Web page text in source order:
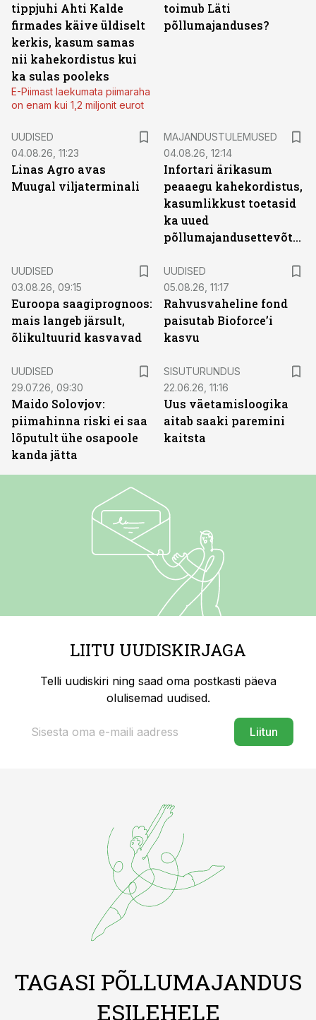
tippjuhi Ahti Kalde
firmades käive üldiselt
kerkis, kasum samas
nii kahekordistus kui
ka sulas pooleks
E-Piimast laekumata piimaraha
on enam kui 1,2 miljonit eurot
toimub Läti
põllumajanduses?
UUDISED
04.08.26, 11:23
Linas Agro avas
Muugal viljaterminali
MAJANDUSTULEMUSED
04.08.26, 12:14
Infortari ärikasum
peaaegu kahekordistus,
kasumlikkust toetasid
ka uued
põllumajandusettevõtted
UUDISED
03.08.26, 09:15
Euroopa saagiprognoos:
mais langeb järsult,
õlikultuurid kasvavad
UUDISED
05.08.26, 11:17
Rahvusvaheline fond
paisutab Bioforce’i
kasvu
UUDISED
29.07.26, 09:30
Maido Solovjov:
piimahinna riski ei saa
lõputult ühe osapoole
kanda jätta
SISUTURUNDUS
22.06.26, 11:16
Uus väetamisloogika
aitab saaki paremini
kaitsta
LIITU UUDISKIRJAGA
Telli uudiskiri ning saad oma postkasti päeva
olulisemad uudised.
Liitun
TAGASI PÕLLUMAJANDUS
ESILEHELE